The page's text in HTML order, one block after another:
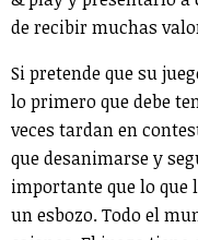
de recibir muchas
Si pretende que su
lo primero que debe
veces tardan en
que desanimarse y
importante que lo que
un esbozo. Todo el